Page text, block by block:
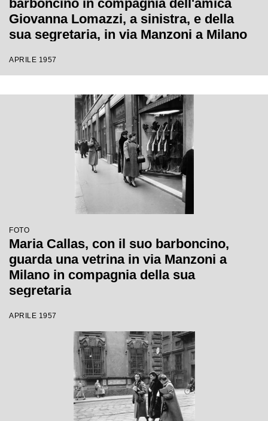
barboncino in compagnia dell'amica
Giovanna Lomazzi, a sinistra, e della
sua segretaria, in via Manzoni a Milano
APRILE 1957
FOTO
Maria Callas, con il suo barboncino,
guarda una vetrina in via Manzoni a
Milano in compagnia della sua
segretaria
APRILE 1957